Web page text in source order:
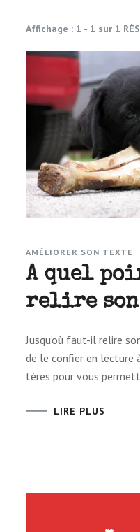
Affichage : 1 - 1 sur 1
AMÉLIORER SON TEXTE
A quel
relire son
Jusqu’où faut-il relire
de le confier en lec­ture
tères pour vous
LIRE PLUS